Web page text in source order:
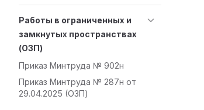
Работы в ограниченных и
замкнутых пространствах
(ОЗП)
Приказ Минтруда № 902н
Приказ Минтруда № 287н от
29.04.2025 (ОЗП)